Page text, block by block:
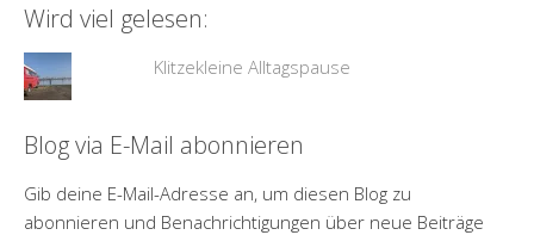
Wird viel gelesen:
Klitzekleine Alltagspause
Blog via E-Mail abonnieren
Gib deine E-Mail-Adresse an, um diesen Blog zu
abonnieren und Benachrichtigungen über neue Beiträge